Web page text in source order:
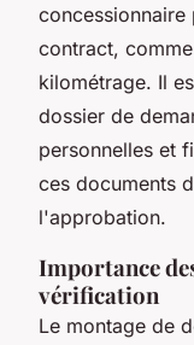
concessionnaire
contract,
kilométrage. Il
dossier de
personnelles et
ces documents
l'approbation.
Importance
vérification
Le montage de